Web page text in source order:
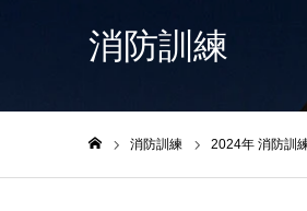
消防訓練
消防訓練 2024年 消防訓